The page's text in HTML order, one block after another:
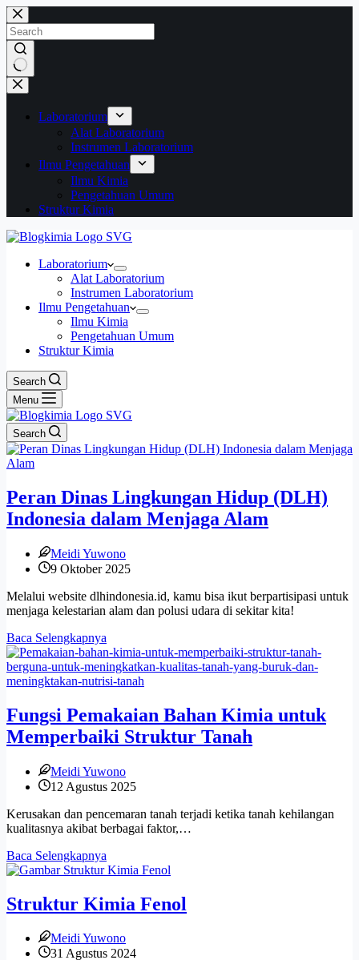
Skip
to
content
No
results
Laboratorium
Alat Laboratorium
Instrumen Laboratorium
Ilmu Pengetahuan
Ilmu Kimia
Pengetahuan Umum
Struktur Kimia
Laboratorium
Alat Laboratorium
Instrumen Laboratorium
Ilmu Pengetahuan
Ilmu Kimia
Pengetahuan Umum
Struktur Kimia
Search
Menu
Search
Peran Dinas Lingkungan Hidup (DLH)
Indonesia dalam Menjaga Alam
Meidi Yuwono
9 Oktober 2025
Melalui website dlhindonesia.id, kamu bisa ikut berpartisipasi untuk
menjaga kelestarian alam dan polusi udara di sekitar kita!
Baca Selengkapnya
Dinas
Lingkungan
Hidup
Indonesia
dalam
Menjaga
Fungsi Pemakaian Bahan Kimia untuk
Memperbaiki Struktur Tanah
Meidi Yuwono
12 Agustus 2025
Kerusakan dan pencemaran tanah terjadi ketika tanah kehilangan
kualitasnya akibat berbagai faktor,…
Baca Selengkapnya
Pemakaian
Kimia
untuk
Struktur
Tanah
Struktur Kimia Fenol
Meidi Yuwono
31 Agustus 2024